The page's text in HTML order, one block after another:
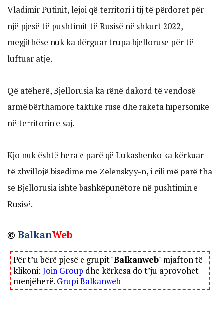
Vladimir Putinit, lejoi që territori i tij të përdoret për
një pjesë të pushtimit të Rusisë në shkurt 2022,
megjithëse nuk ka dërguar trupa bjelloruse për të
luftuar atje.
Që atëherë, Bjellorusia ka rënë dakord të vendosë
armë bërthamore taktike ruse dhe raketa hipersonike
në territorin e saj.
Kjo nuk është hera e parë që Lukashenko ka kërkuar
të zhvillojë bisedime me Zelenskyy-n, i cili më parë tha
se Bjellorusia ishte bashkëpunëtore në pushtimin e
Rusisë.
© BalkanWeb
Për t’u bërë pjesë e grupit "Balkanweb" mjafton të
klikoni: Join Group dhe kërkesa do t’ju aprovohet
menjëherë. Grupi Balkanweb